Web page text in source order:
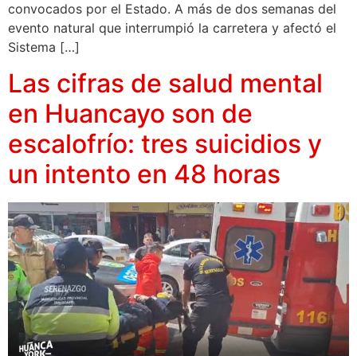
convocados por el Estado. A más de dos semanas del
evento natural que interrumpió la carretera y afectó el
Sistema […]
Las cifras de salud mental
en Huancayo son de
escalofrío: tres suicidios y
un intento en 48 horas